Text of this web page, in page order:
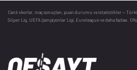
Canlı skorlar , maç sonuçları, puan durumu ve istatistikler —
Süper Lig, UEFA Şampiyonlar Ligi, Euroleague ve daha fazlası.